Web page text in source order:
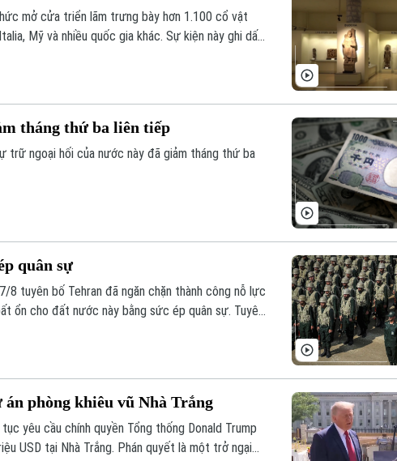
mở cửa triển lãm trưng bày hơn 1.100 cổ vật
Mỹ và nhiều quốc gia khác. Sự kiện này ghi dấu
tháng thứ ba liên tiếp
trữ ngoại hối của nước này đã giảm tháng thứ ba
quân sự
8 tuyên bố Tehran đã ngăn chặn thành công nỗ lực
ổn cho đất nước này bằng sức ép quân sự. Tuyên
phòng khiêu vũ Nhà Trắng
yêu cầu chính quyền Tổng thống Donald Trump
USD tại Nhà Trắng. Phán quyết là một trở ngại